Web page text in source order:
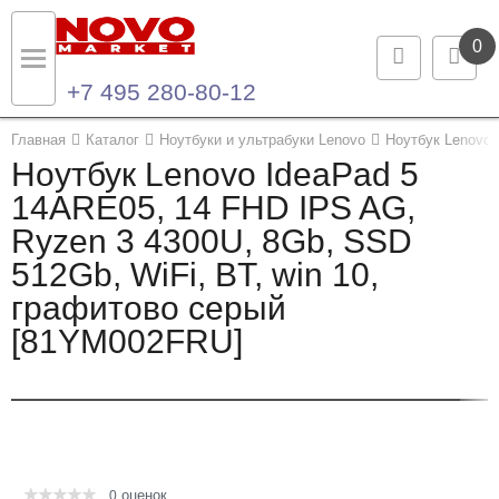
0
+7 495 280-80-12
Главная Каталог Ноутбуки и ультрабуки Lenovo Ноутбук
Ноутбук Lenovo IdeaPad 5
14ARE05, 14 FHD IPS AG,
Ryzen 3 4300U, 8Gb, SSD
512Gb, WiFi, BT, win 10,
графитово серый
[81YM002FRU]
0 оценок
Назад
Каталог продукции
Ноутбуки и ультрабуки
Компьютеры
Моноблоки
Назад
Контакты
Контактная информация